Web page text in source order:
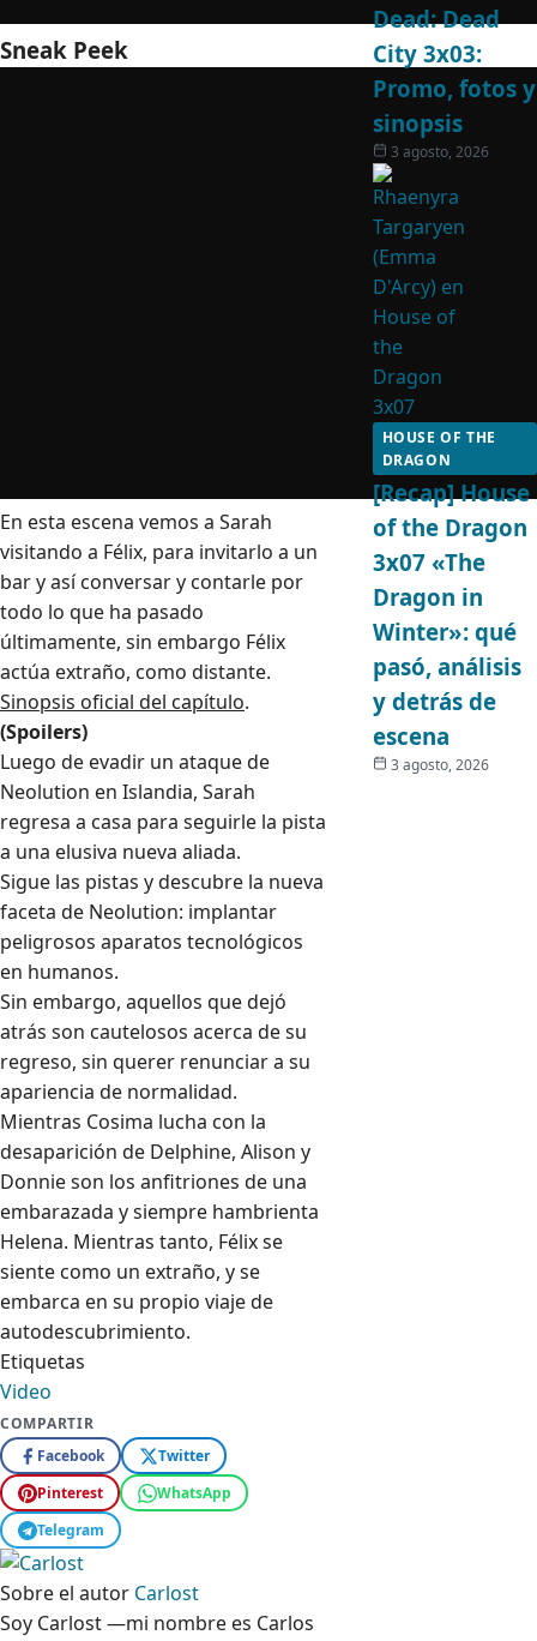
Sneak Peek
En esta escena vemos a Sarah
visitando a Félix, para invitarlo a un
bar y así conversar y contarle por
todo lo que ha pasado
últimamente, sin embargo Félix
actúa extraño, como distante.
Sinopsis oficial del capítulo.
(Spoilers)
Luego de evadir un ataque de
Neolution en Islandia, Sarah
regresa a casa para seguirle la pista
a una elusiva nueva aliada.
Sigue las pistas y descubre la nueva
faceta de Neolution: implantar
peligrosos aparatos tecnológicos
en humanos.
Sin embargo, aquellos que dejó
atrás son cautelosos acerca de su
regreso, sin querer renunciar a su
apariencia de normalidad.
Mientras Cosima lucha con la
desaparición de Delphine, Alison y
Donnie son los anfitriones de una
embarazada y siempre hambrienta
Helena. Mientras tanto, Félix se
siente como un extraño, y se
embarca en su propio viaje de
autodescubrimiento.
Etiquetas
Video
COMPARTIR
Facebook
Twitter
Pinterest
WhatsApp
Telegram
Sobre el autor Carlost
Soy Carlost —mi nombre es Carlos
Dead: Dead
City 3x03:
Promo, fotos y
sinopsis
3 agosto, 2026
HOUSE OF THE
DRAGON
[Recap] House
of the Dragon
3x07 «The
Dragon in
Winter»: qué
pasó, análisis
y detrás de
escena
3 agosto, 2026